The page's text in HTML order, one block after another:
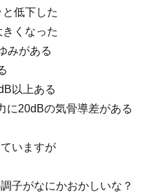
低下した
くなった
みがある
以上ある
に20dBの気骨導差がある
いますが
子がなにかおかしいな？